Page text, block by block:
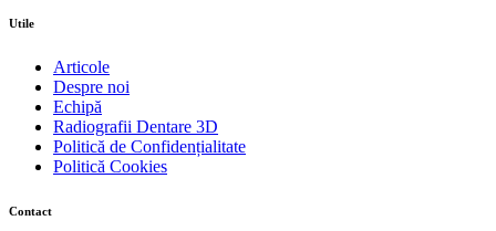
Utile
Articole
Despre noi
Echipă
Radiografii Dentare 3D
Politică de Confidențialitate
Politică Cookies
Contact